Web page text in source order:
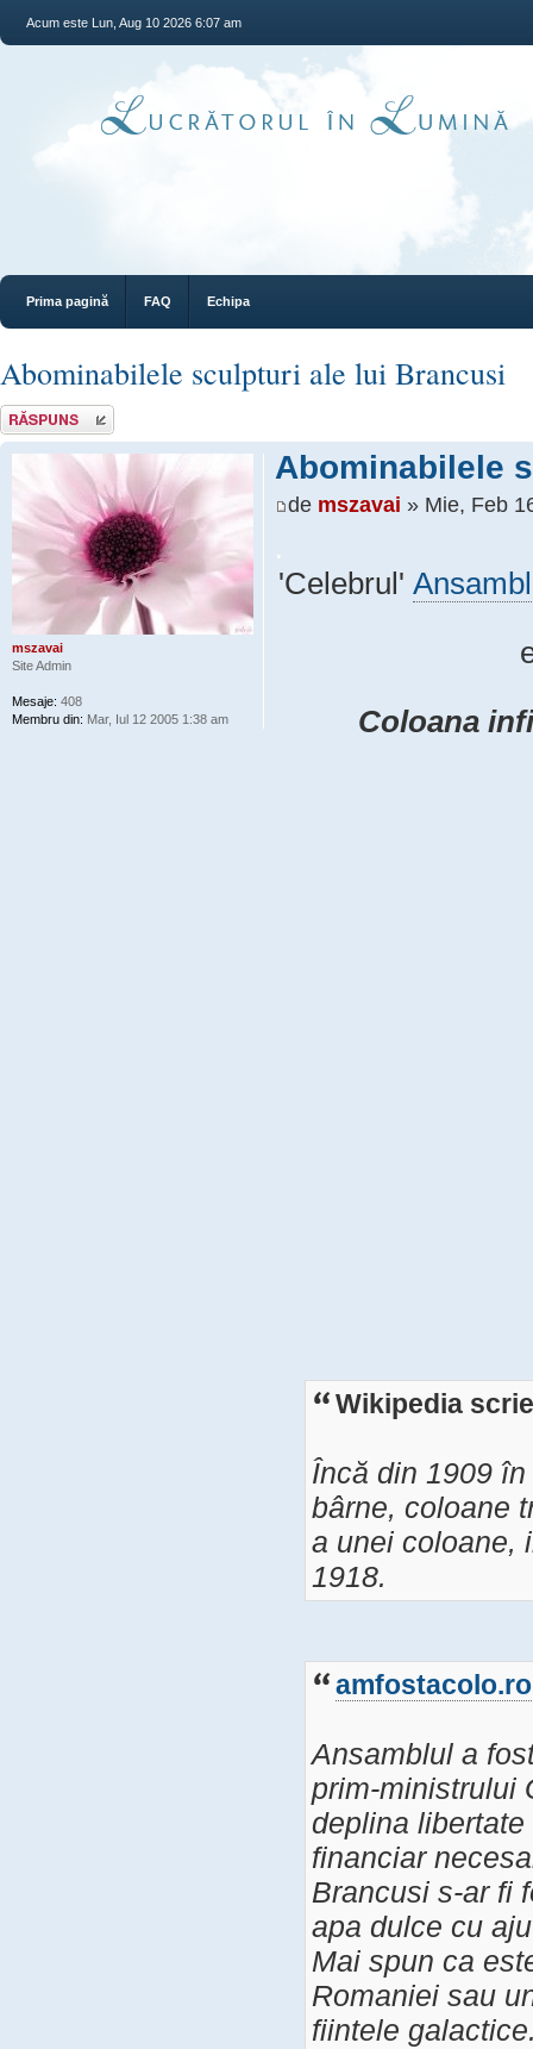
Acum este Lun, Aug 10 2026 6:07 am
Prima pagină FAQ Echipa
Abominabilele sculpturi ale lui Brancusi
Răspunde
Abominabilele
de mszavai » Mie, Feb
.
'Celebrul'
Coloana
Wikipedia
Încă din 1909
bârne, coloane
a unei coloane,
1918.
amfostacolo.ro
Ansamblul a
prim-ministrului
deplina
financiar
Brancusi s-ar fi
apa dulce cu
Mai spun ca
Romaniei sau
fiintele
mszavai
Site Admin
Mesaje: 408
Membru din: Mar, Iul 12 2005 1:38 am